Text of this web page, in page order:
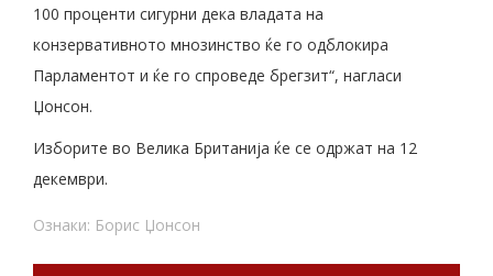
100 проценти сигурни дека владата на
конзервативното мнозинство ќе го одблокира
Парламентот и ќе го спроведе брегзит“, нагласи
Џонсон.
Изборите во Велика Британија ќе се одржат на 12
декември.
Ознаки: Борис Џонсон